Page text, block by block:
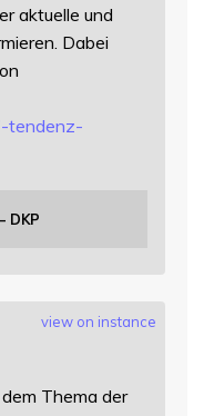
aktuelle und
Dabei
tendenz-
DKP
view on instance
Thema der